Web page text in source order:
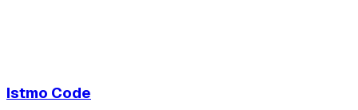
Istmo Code